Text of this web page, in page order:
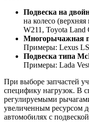
Подвеска на
на колесо
W211, Toyota Land
Многорычажная
Примеры: Lexus LS,
Подвеска типа
Примеры: Lada
При выборе запчастей
специфику нагрузок. В
регулируемыми
увеличенным ресурсом
автомобилях с